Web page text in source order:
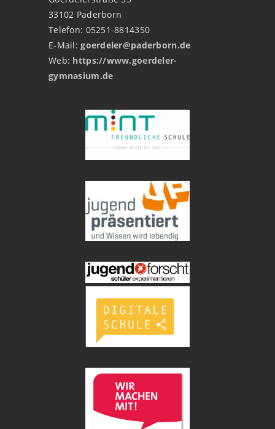
33102 Paderborn
Telefon: 05251-8814350
E-Mail:goerdeler@paderborn.de
Web: https://www.goerdeler-
gymnasium.de